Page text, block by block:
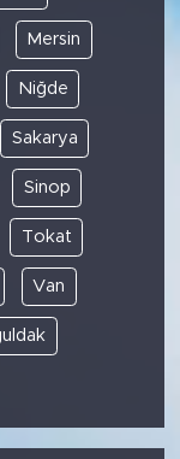
Mersin
Niğde
Sakarya
Sinop
Tokat
Van